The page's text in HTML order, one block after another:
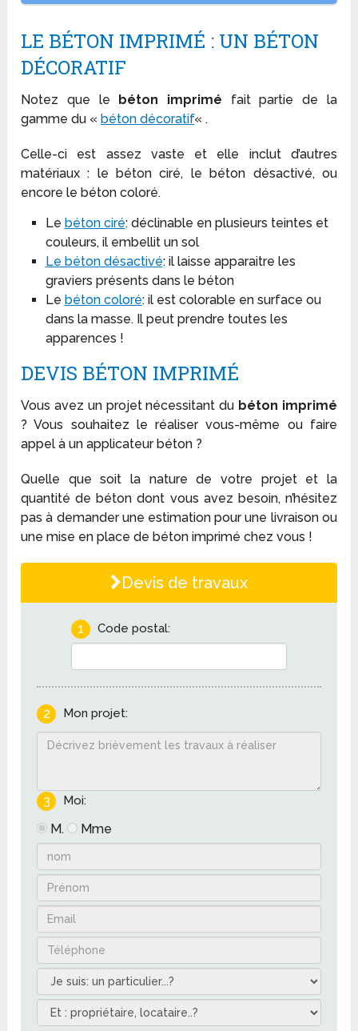
LE BÉTON IMPRIMÉ : UN BÉTON
DÉCORATIF
Notez que le béton imprimé fait partie de la
gamme du « béton décoratif« .
Celle-ci est assez vaste et elle inclut d’autres
matériaux : le béton ciré, le béton désactivé, ou
encore le béton coloré.
Le béton ciré: déclinable en plusieurs teintes et
couleurs, il embellit un sol
Le béton désactivé: il laisse apparaitre les
graviers présents dans le béton
Le béton coloré: il est colorable en surface ou
dans la masse. Il peut prendre toutes les
apparences !
DEVIS BÉTON IMPRIMÉ
Vous avez un projet nécessitant du béton imprimé
? Vous souhaitez le réaliser vous-même ou faire
appel à un applicateur béton ?
Quelle que soit la nature de votre projet et la
quantité de béton dont vous avez besoin, n’hésitez
pas à demander une estimation pour une livraison ou
une mise en place de béton imprimé chez vous !
Devis de travaux
1 Code postal:
2 Mon projet:
3 Moi:
M. Mme